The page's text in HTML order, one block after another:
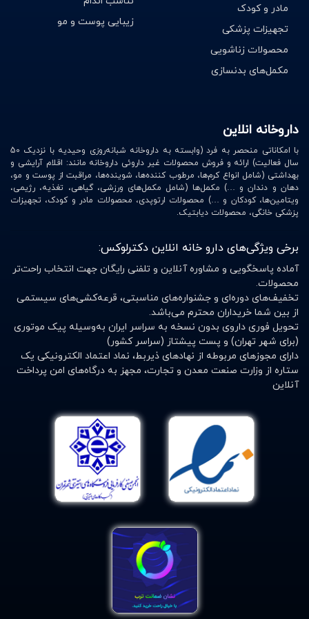
بیمارستان ها وجود دارد به عنوان وسایل عمومی شناخته می
3. وسایل زنان و زایمان
4. تجهیزات درمانی
بیماران در بیمارستان ها و سایر مدارک درمانی استفاده می
شود در این گروه قرار دارند.
5. تجهیزات آزمایشگاهی: هر نوع وسیله که در آزمایشگاه ها
قرار دارند.
تجهیزات اتاق عمل : هر نوع تحهیزاتی که در اتاق عمل
استفاده می شوند به عنوان تجهیزات اتاق عمل شناخته می
شوند.
7. تجهیزات بخش ها : انواع تجهیزاتی که در بخش های مختلف
بیمارستان ها و مراکز درمانی استفاده می شوند در این گروه
قرار دارند.
تجهیزات دندانپزشکی: تجهیزات دندانپزشکی که بسیار
حساس نیز می باشند، در این گروه قرار می گیرند.
طبقه بندی نشده: هر نوع وسیله ای که در دسته بندی های
ذکر شده قرار نمی گیرند در این گروه دسته بندی می شوند.
برای خرید آنلاین تجهیزات پزشکی چه کاری
در داروخانه آنلاین دکتر لوکس تنوعی وسیع از محصولات
تجهیزات پزشکی برای شما گردآوری شده و شما را از بابت
مادر و کودک
تجهیزات پزشکی
محصولات زناشویی
مکمل‌های بدنسازی
زیبایی پوست و مو
داروخانه انلاین
با امکاناتی منحصر به فرد (وابسته به داروخانه شبانه‌روزی وحیدیه با نزدیک 50
سال فعالیت) ارائه و فروش محصولات غیر داروئی داروخانه مانند: اقلام آرایشی و
بهداشتی (شامل انواع کرم‌ها، مرطوب کننده‌ها، شوینده‌ها، مراقبت از پوست و مو،
دهان و دندان و …) مکمل‌ها (شامل مکمل‌های ورزشی، گیاهی، تغذیه، رژیمی،
ویتامین‌ها، کودکان و …) محصولات ارتوپدی، محصولات مادر و کودک، تجهیزات
پزشکی خانگی، محصولات دیابتیک.
برخی ویژگی‌های دارو خانه انلاین دکترلوکس:
آماده پاسخگویی و مشاوره آنلاین و تلفنی رایگان جهت انتخاب راحت‌تر
محصولات.
تخفیف‌های دوره‌ای و جشنواره‌های مناسبتی، قرعه‌کشی‌های سیستمی
از بین شما خریداران محترم می‌باشد.
تحویل فوری داروی بدون نسخه به سراسر ایران به‌وسیله پیک موتوری
(برای شهر تهران) و پست پیشتاز (سراسر کشور)
دارای مجوزهای مربوطه از نهادهای ذیربط، نماد اعتماد الکترونیکی یک
ستاره از وزارت صنعت معدن و تجارت، مجهز به درگاه‌های امن پرداخت
آنلاین